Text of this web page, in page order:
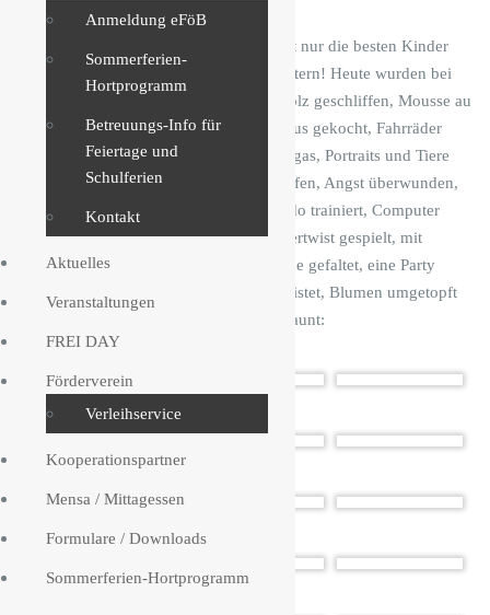
n
d
e
r
U
n
i
2
2
5
Die Kiefholz-Grundschule hat nicht nur die besten Kinder
der Welt sonder auch die tollsten Eltern! Heute wurden bei
uns Kissen und Taschen genäht, Holz geschliffen, Mousse au
Chocolat und Milchreis mit Apfelmus gekocht, Fahrräder
repariert, Djembe getrommelt, Mangas, Portraits und Tiere
gezeichnet, Menschen in Not geholfen, Angst überwunden,
Schilder gemalt, Basketball und Judo trainiert, Computer
zerlegt, Holz-Roboter gebaut, Fingertwist gespielt, mit
Chemikalien experimentiert, Wäsche gefaltet, eine Party
geplant, Saft gemacht, 1. Hilfe geleistet, Blumen umgetopft
und vor allem viel gelernt und gestaunt:
Anmeldung eFöB
Sommerferien-
Hortprogramm
Betreuungs-Info für
Feiertage und
Schulferien
Kontakt
Aktuelles
Veranstaltungen
FREI DAY
Förderverein
Verleihservice
Kooperationspartner
Mensa / Mittagessen
Formulare / Downloads
Sommerferien-Hortprogramm